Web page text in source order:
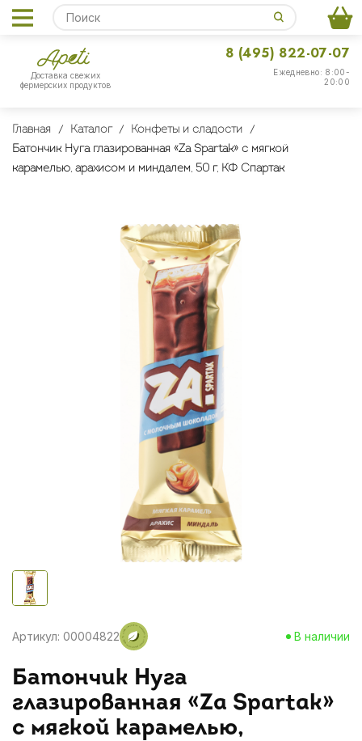
Доставка свежих
фермерских продуктов
Ежедневно: 8:00-
20:00
8 (495) 822-07-07
Главная Каталог
Конфеты и сладости
Батончик Нуга глазированная «Za Spartak» с мягкой
карамелью, арахисом и миндалем, 50 г, КФ Спартак
Артикул: 00004822 В наличии
Батончик Нуга
глазированная «Za Spartak»
с мягкой карамелью,